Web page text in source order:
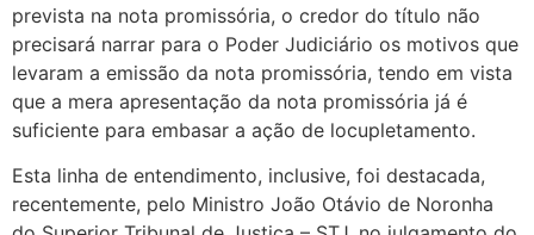
prevista na nota promissória, o credor do título não
precisará narrar para o Poder Judiciário os motivos que
levaram a emissão da nota promissória, tendo em vista
que a mera apresentação da nota promissória já é
suficiente para embasar a ação de locupletamento.
Esta linha de entendimento, inclusive, foi destacada,
recentemente, pelo Ministro João Otávio de Noronha